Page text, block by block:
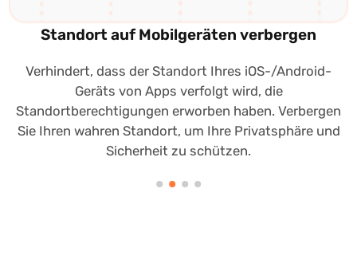
Standort auf Mobilgeräten verbergen
Verhindert, dass der Standort Ihres iOS-/Android-
Geräts von Apps verfolgt wird, die
Standortberechtigungen erworben haben. Verbergen
Sie Ihren wahren Standort, um Ihre Privatsphäre und
Sicherheit zu schützen.